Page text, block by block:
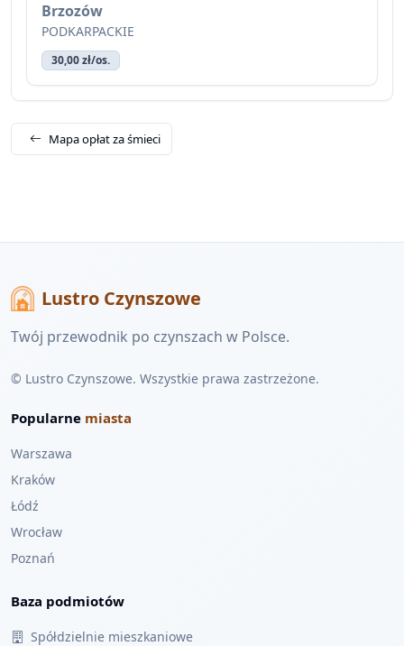
Brzozów
PODKARPACKIE
30,00 zł/os.
Mapa opłat za śmieci
Lustro Czynszowe
Twój przewodnik po czynszach w Polsce.
© Lustro Czynszowe. Wszystkie prawa zastrzeżone.
Popularne miasta
Warszawa
Kraków
Łódź
Wrocław
Poznań
Baza podmiotów
Spółdzielnie mieszkaniowe